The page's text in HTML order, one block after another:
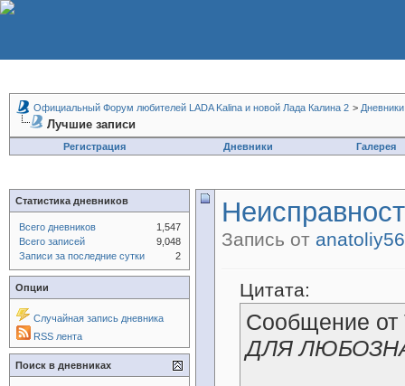
Официальный Форум любителей LADA Kalina и новой Лада Калина 2 > Дневники
Лучшие записи
Регистрация Дневники Галерея
Запись от
Цитата:
Сообщение от
ДЛЯ
Статистика дневников
Всего дневников
1,547
Всего записей
9,048
Записи за последние сутки
2
Опции
Случайная запись дневника
RSS лента
Поиск в дневниках